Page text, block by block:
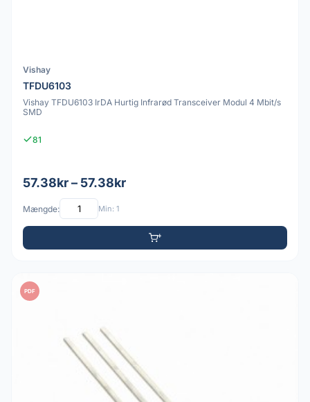
Vishay
TFDU6103
Vishay TFDU6103 IrDA Hurtig Infrarød Transceiver Modul 4 Mbit/s
SMD
81
57.38kr – 57.38kr
Mængde: Min: 1
PDF